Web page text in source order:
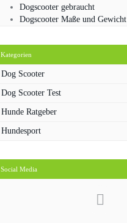
Dogscooter gebraucht
Dogscooter Maße und Gewicht
Kategorien
Dog Scooter
Dog Scooter Test
Hunde Ratgeber
Hundesport
Social Media